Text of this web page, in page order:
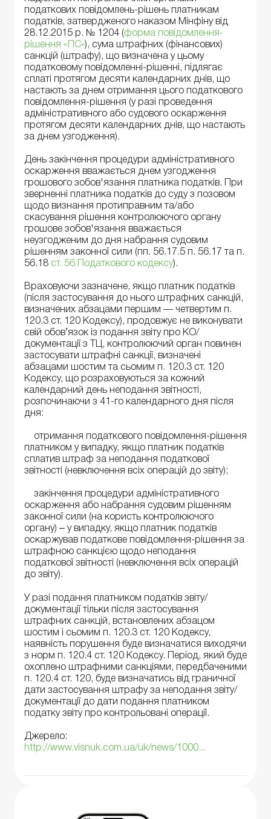
податкових повідомлень-рішень платникам
податків, затвердженого наказом Мінфіну від
28.12.2015 р. № 1204 (форма повідомлення-
рішення «ПС»), сума штрафних (фінансових)
санкцій (штрафу), що визначена у цьому
податковому повідомленні-рішенні, підлягає
сплаті протягом десяти календарних днів, що
настають за днем отримання цього податкового
повідомлення-рішення (у разі проведення
адміністративного або судового оскарження
протягом десяти календарних днів, що настають
за днем узгодження).
День закінчення процедури адміністративного
оскарження вважається днем узгодження
грошового зобов'язання платника податків. При
зверненні платника податків до суду з позовом
щодо визнання протиправним та/або
скасування рішення контролюючого органу
грошове зобов'язання вважається
неузгодженим до дня набрання судовим
рішенням законної сили (пп. 56.17.5 п. 56.17 та п.
56.18 ст. 56 Податкового кодексу).
Враховуючи зазначене, якщо платник податків
(після застосування до нього штрафних санкцій,
визначених абзацами першим — четвертим п.
120.3 ст. 120 Кодексу), продовжує не виконувати
свій обов’язок із подання звіту про КО/
документації з ТЦ, контролюючий орган повинен
застосувати штрафні санкції, визначені
абзацами шостим та сьомим п. 120.3 ст. 120
Кодексу, що розраховуються за кожний
календарний день неподання звітності,
розпочинаючи з 41-го календарного дня після
дня:
отримання податкового повідомлення-рішення
платником у випадку, якщо платник податків
сплатив штраф за неподання податкової
звітності (невключення всіх операцій до звіту);
закінчення процедури адміністративного
оскарження або набрання судовим рішенням
законної сили (на користь контролюючого
органу) ‒ у випадку, якщо платник податків
оскаржував податкове повідомлення-рішення за
штрафною санкцією щодо неподання
податкової звітності (невключення всіх операцій
до звіту).
У разі подання платником податків звіту/
документації тільки після застосування
штрафних санкцій, встановлених абзацом
шостим і сьомим п. 120.3 ст. 120 Кодексу,
наявність порушення буде визначатися виходячи
з норм п. 120.4 ст. 120 Кодексу. Період, який буде
охоплено штрафними санкціями, передбаченими
п. 120.4 ст. 120, буде визначатись від граничної
дати застосування штрафу за неподання звіту/
документації до дати подання платником
податку звіту про контрольовані операції.
Джерело:
http://www.visnuk.com.ua/uk/news/1000...